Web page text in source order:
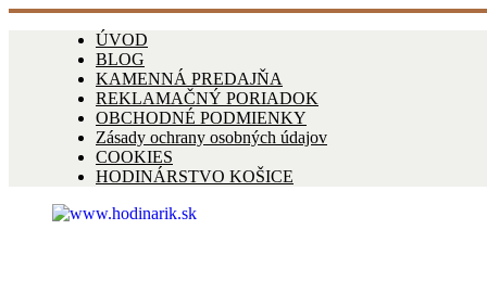
ÚVOD
BLOG
KAMENNÁ PREDAJŇA
REKLAMAČNÝ PORIADOK
OBCHODNÉ PODMIENKY
Zásady ochrany osobných údajov
COOKIES
HODINÁRSTVO KOŠICE